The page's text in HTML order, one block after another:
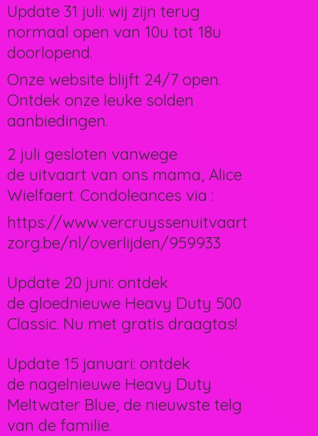
Update 31 juli: wij zijn terug
normaal open van 10u tot 18u
doorlopend.
Onze website blijft 24/7 open.
Ontdek onze leuke solden
aanbiedingen.
2 juli gesloten vanwege
de uitvaart van ons mama, Alice
Wielfaert. Condoleances via :
https://www.vercruyssenuitvaart
zorg.be/nl/overlijden/959933
Update 20 juni: ontdek
de gloednieuwe Heavy Duty 500
Classic. Nu met gratis draagtas!
Update 15 januari: ontdek
de nagelnieuwe Heavy Duty
Meltwater Blue, de nieuwste telg
van de familie.